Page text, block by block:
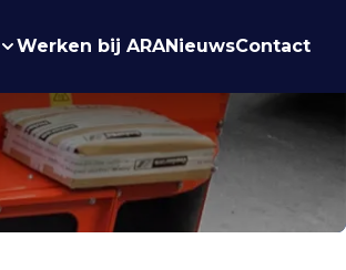
Werken bij ARANieuwsContact